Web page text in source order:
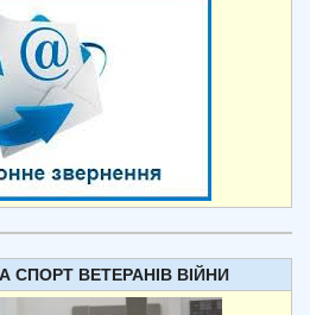
ВЕТЕРАНІВ ВІЙНИ